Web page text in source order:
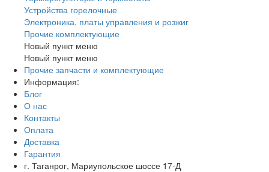
Устройства горелочные
Электроника, платы управления и розжиг
Прочие комплектующие
Новый пункт меню
Новый пункт меню
Прочие запчасти и комплектующие
Информация:
Блог
О нас
Контакты
Оплата
Доставка
Гарантия
г. Таганрог, Мариупольское шоссе 17-Д